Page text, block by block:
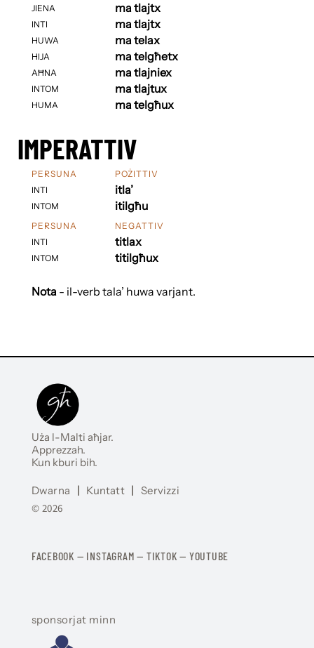
JIENA
INTI
HUWA
HIJA
AĦNA
INTOM
HUMA
ma tlajtx
ma tlajtx
ma telax
ma telgħetx
ma tlajniex
ma tlajtux
ma telgħux
IMPERATTIV
PERSUNA
INTI
INTOM
POŻITTIV
itla’
itilgħu
PERSUNA
INTI
INTOM
NEGATTIV
titlax
titilgħux
Nota- il-verb tala’ huwa varjant.
Uża l-Malti aħjar.
Apprezzah.
Kun kburi bih.
Dwarna | Kuntatt | Servizzi
© 2026
FACEBOOK — INSTAGRAM — TIKTOK — YOUTUBE
sponsorjat minn